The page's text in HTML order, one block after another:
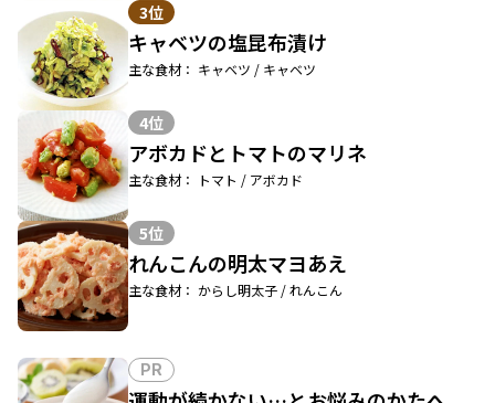
3位
キャベツの塩昆布漬け
主な食材： キャベツ / キャベツ
4位
アボカドとトマトのマリネ
主な食材： トマト / アボカド
5位
れんこんの明太マヨあえ
主な食材： からし明太子 / れんこん
PR